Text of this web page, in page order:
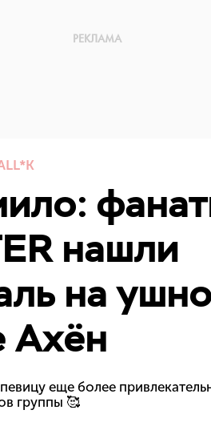
нашли
на
Ахён
еще более
группы 🥰